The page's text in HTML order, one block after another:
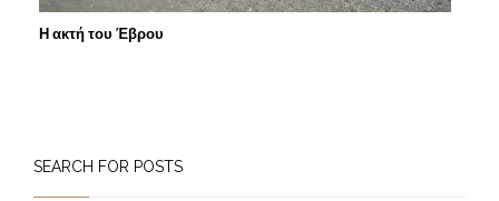
Η ακτή του Έβρου
SEARCH FOR POSTS